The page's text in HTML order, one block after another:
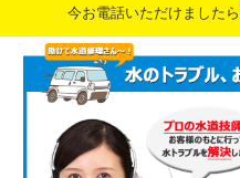
今お電話いただけましたら